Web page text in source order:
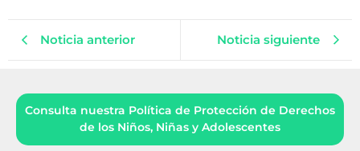
Noticia anterior Noticia siguiente
Consulta nuestra Política de Protección de Derechos
de los Niños, Niñas y Adolescentes